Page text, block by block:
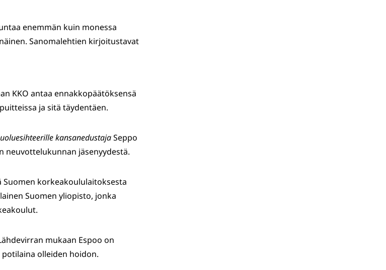
enemmän kuin monessa
Sanomalehtien kirjoitustavat
KKO antaa ennakkopäätöksensä
ja sitä täydentäen.
kansanedustajaSeppo
neuvottelukunnan jäsenyydestä.
korkeakoululaitoksesta
Suomen yliopisto, jonka
mukaan Espoo on
olleiden hoidon.